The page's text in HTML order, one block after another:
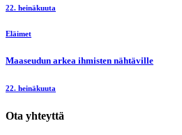
22. heinäkuuta
Eläimet
Maaseudun arkea ihmisten nähtäville
22. heinäkuuta
Ota yhteyttä